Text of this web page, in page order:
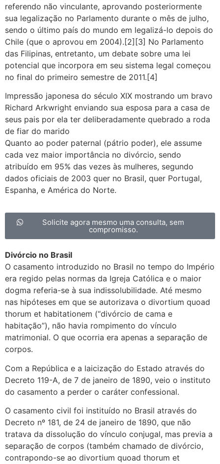
referendo não vinculante, aprovando posteriormente
sua legalização no Parlamento durante o mês de julho,
sendo o último país do mundo em legalizá-lo depois do
Chile (que o aprovou em 2004).[2][3] No Parlamento
das Filipinas, entretanto, um debate sobre uma lei
potencial que incorpora em seu sistema legal começou
no final do primeiro semestre de 2011.[4]
Impressão japonesa do século XIX mostrando um bravo
Richard Arkwright enviando sua esposa para a casa de
seus pais por ela ter deliberadamente quebrado a roda
de fiar do marido
Quanto ao poder paternal (pátrio poder), ele assume
cada vez maior importância no divórcio, sendo
atribuído em 95% das vezes às mulheres, segundo
dados oficiais de 2003 quer no Brasil, quer Portugal,
Espanha, e América do Norte.
Solicite agora mesmo uma consulta, sem
compromisso.
Divórcio no Brasil
O casamento introduzido no Brasil no tempo do Império
era regido pelas normas da Igreja Católica e o maior
dogma referia-se à sua indissolubilidade. Até mesmo
nas hipóteses em que se autorizava o divortium quoad
thorum et habitationem (“divórcio de cama e
habitação”), não havia rompimento do vínculo
matrimonial. O que ocorria era apenas a separação de
corpos.
Com a República e a laicização do Estado através do
Decreto 119-A, de 7 de janeiro de 1890, veio o instituto
do casamento a perder o caráter confessional.
O casamento civil foi instituído no Brasil através do
Decreto nº 181, de 24 de janeiro de 1890, que não
tratava da dissolução do vínculo conjugal, mas previa a
separação de corpos (também chamado de divórcio,
contrapondo-se ao divortium quoad thorum et